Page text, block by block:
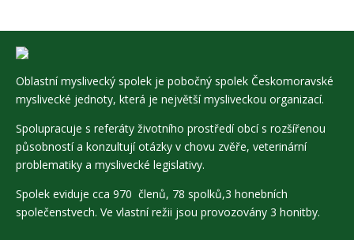
Oblastní myslivecký spolek je pobočný spolek Českomoravské
myslivecké jednoty, která je největší mysliveckou organizací.
Spolupracuje s referáty životního prostředí obcí s rozšířenou
působností a konzultují otázky v chovu zvěře, veterinární
problematiky a myslivecké legislativy.
Spolek eviduje cca 970 členů, 78 spolků,3 honebních
společenstvech. Ve vlastní režii jsou provozovány 3 honitby.